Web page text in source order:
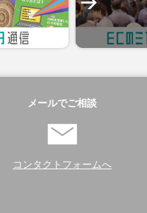
メールでご相談
コンタクトフォームへ